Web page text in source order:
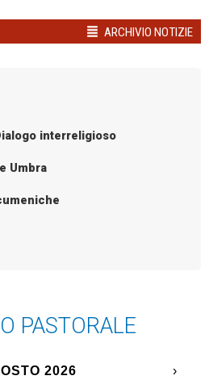
ARCHIVIO NOTIZIE
interreligioso
Umbra
PASTORALE
2026 ›